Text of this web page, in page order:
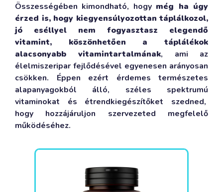
Összességében kimondható, hogy még ha úgy
érzed is, hogy kiegyensúlyozottan táplálkozol,
jó eséllyel nem fogyasztasz elegendő
vitamint, köszönhetően a táplálékok
alacsonyabb vitamintartalmának, ami az
élelmiszeripar fejlődésével egyenesen arányosan
csökken. Éppen ezért érdemes természetes
alapanyagokból álló, széles spektrumú
vitaminokat és étrendkiegészítőket szedned,
hogy hozzájáruljon szervezeted megfelelő
működéséhez.